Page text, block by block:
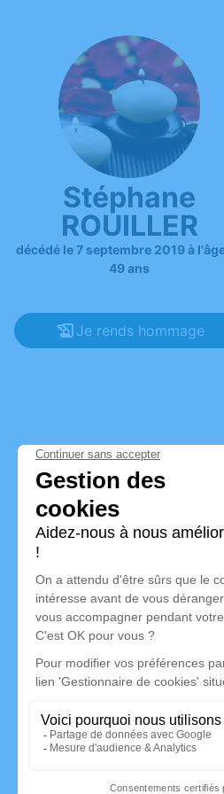
Stéphane
ROUILLER
décédé le 7 septembre 2019 à
49 ans
Je rends hommage